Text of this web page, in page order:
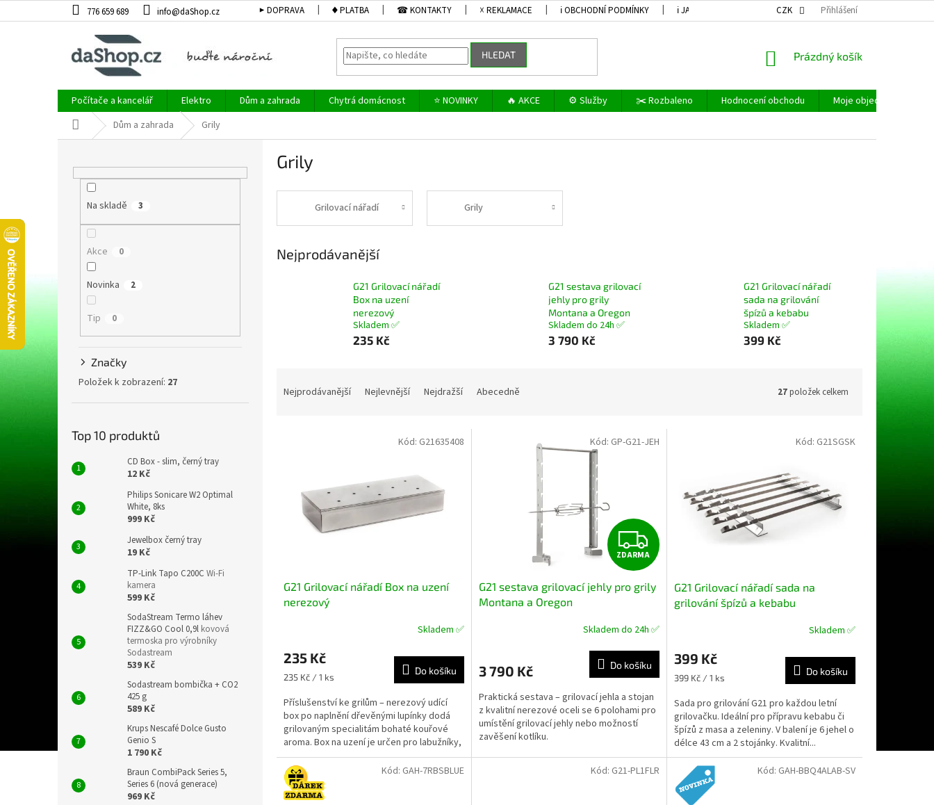
na
776 659 689 info@daShop.cz ▶ DOPRAVA ♦ PLATBA ☎ KONTAKTY ☓ REKLAMACE ℹ OBCHODNÍ PODMÍNKY ℹ JAK NAKUPOVAT A DALŠÍ.. ℹ COOKIES
CZK Přihlášení
HLEDAT
NÁKUPNÍ
Prázdný košík
Počítače a kancelář Elektro Dům a zahrada Chytrá domácnost ⭐ NOVINKY 🔥 AKCE ⚙️ Služby ✂️ Rozbaleno Hodnocení obchodu Moje objednávka
Domů Dům a zahrada Grily
Na skladě 3
Akce 0
Novinka 2
Tip 0
Značky
Položek k zobrazení: 27
Top 10 produktů
CD Box - slim, černý tray
12 Kč
Philips Sonicare W2 Optimal
White, 8ks
999 Kč
Jewelbox černý tray
19 Kč
TP-Link Tapo C200C Wi-Fi
kamera
599 Kč
SodaStream Termo láhev
FIZZ&GO Cool 0,9l kovová
termoska pro výrobníky
Sodastream
539 Kč
Sodastream bombička + CO2
425 g
589 Kč
Krups Nescafé Dolce Gusto
Genio S
1 790 Kč
Braun CombiPack Series 5,
Series 6 (nová generace)
969 Kč
Grily
Grilovací nářadí Grily
Nejprodávanější
G21 Grilovací nářadí
Box na uzení
nerezový
Skladem ✅
235 Kč
G21 sestava grilovací
jehly pro grily
Montana a Oregon
Skladem do 24h ✅
3 790 Kč
G21 Grilovací nářadí
sada na grilování
špízů a kebabu
Skladem ✅
399 Kč
Nejprodávanější Nejlevnější Nejdražší Abecedně 27položek celkem
G21 Grilovací nářadí Box na uzení
nerezový
Skladem ✅
235 Kč
Měrná
235 Kč / 1 ks
Do košíku
Příslušenství ke grilům – nerezový udící
box po naplnění dřevěnými lupínky dodá
grilovaným specialitám bohaté kouřové
aroma. Box na uzení je určen pro labužníky,
k použití...
Kód: G21635408
Z
D
A
R
M
A
ZDARMA
G21 sestava grilovací jehly pro grily
Montana a Oregon
Skladem do 24h ✅
3 790 Kč Do košíku
Praktická sestava – grilovací jehla a stojan
z kvalitní nerezové oceli se 6 polohami pro
umístění grilovací jehly nebo možností
zavěšení kotlíku.
Kód: GP-G21-JEH
G21 Grilovací nářadí sada na
grilování špízů a kebabu
Skladem ✅
399 Kč
Měrná
399 Kč / 1 ks
Do košíku
Sada pro grilování G21 pro každou letní
grilovačku. Ideální pro přípravu kebabu či
špízů z masa a zeleniny. V balení je 6 jehel o
délce 43 cm a 2 stojánky. Kvalitní...
Kód: G21SGSK
Kód: GAH-7RBSBLUE Kód: G21-PL1FLR Kód: GAH-BBQ4ALAB-SV